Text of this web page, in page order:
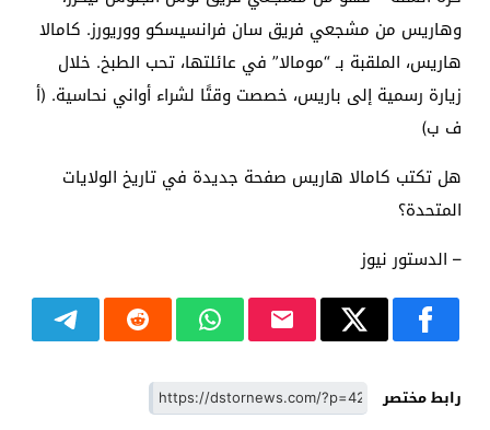
وهاريس من مشجعي فريق سان فرانسيسكو ووريورز. كامالا
هاريس، الملقبة بـ “مومالا” في عائلتها، تحب الطبخ. خلال
زيارة رسمية إلى باريس، خصصت وقتًا لشراء أواني نحاسية. (أ
ف ب)
هل تكتب كامالا هاريس صفحة جديدة في تاريخ الولايات
المتحدة؟
– الدستور نيوز
رابط مختصر